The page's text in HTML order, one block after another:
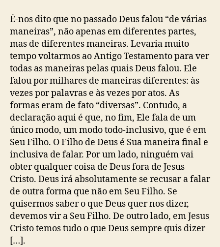
.
A
u
s
i
n
-
S
p
a
r
s
)
É-nos dito que no passado Deus falou “de várias
maneiras”, não apenas em diferentes partes,
mas de diferentes maneiras. Levaria muito
tempo voltarmos ao Antigo Testamento para ver
todas as maneiras pelas quais Deus falou. Ele
falou por milhares de maneiras diferentes: às
vezes por palavras e às vezes por atos. As
formas eram de fato “diversas”. Contudo, a
declaração aqui é que, no fim, Ele fala de um
único modo, um modo todo-inclusivo, que é em
Seu Filho. O Filho de Deus é Sua maneira final e
inclusiva de falar. Por um lado, ninguém vai
obter qualquer coisa de Deus fora de Jesus
Cristo. Deus irá absolutamente se recusar a falar
de outra forma que não em Seu Filho. Se
quisermos saber o que Deus quer nos dizer,
devemos vir a Seu Filho. De outro lado, em Jesus
Cristo temos tudo o que Deus sempre quis dizer
[…].